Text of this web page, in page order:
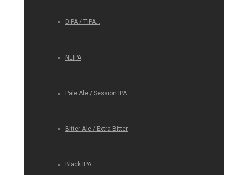
DIPA / TIPA…
NEIPA
Pale Ale / Session IPA
Bitter Ale / Extra Bitter
Black IPA